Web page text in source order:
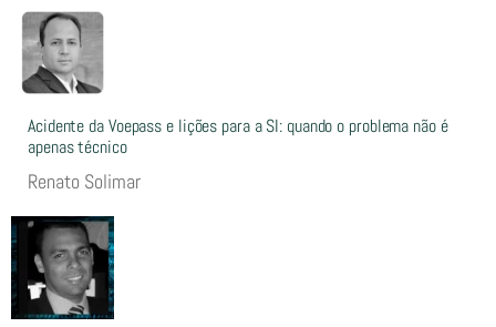
Acidente da Voepass e lições para a SI: quando o problema não é
apenas técnico
Renato Solimar